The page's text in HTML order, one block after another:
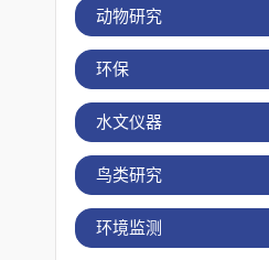
动物研究
环保
水文仪器
鸟类研究
环境监测